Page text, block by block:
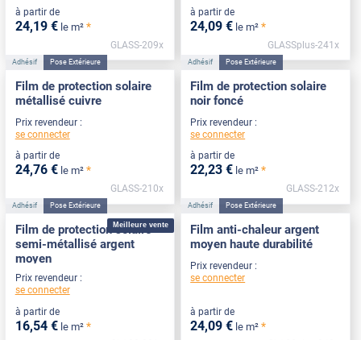
à partir de
24,19 € le m² *
GLASS-209x
à partir de
24,09 € le m² *
GLASSplus-241x
Adhésif Pose Extérieure
Film de protection solaire
métallisé cuivre
Prix revendeur :
se connecter
à partir de
24,76 € le m² *
GLASS-210x
Adhésif Pose Extérieure
Film de protection solaire
noir foncé
Prix revendeur :
se connecter
à partir de
22,23 € le m² *
GLASS-212x
Meilleure vente
Adhésif Pose Extérieure
Film de protection solaire
semi-métallisé argent
moyen
Prix revendeur :
se connecter
à partir de
16,54 € le m² *
Adhésif Pose Extérieure
Film anti-chaleur argent
moyen haute durabilité
Prix revendeur :
se connecter
à partir de
24,09 € le m² *